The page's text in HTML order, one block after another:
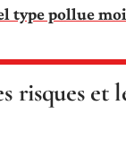
type pollue
et